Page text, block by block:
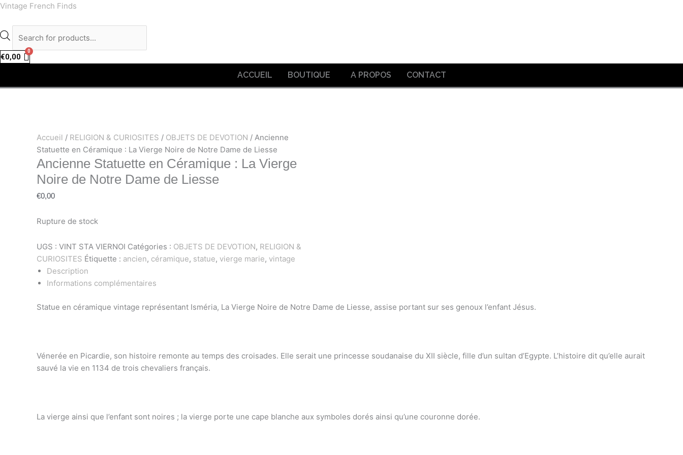
Aller
contenu
Vintage French Finds
Recherche
€0,00
ACCUEIL BOUTIQUE A PROPOS CONTACT
Accueil / RELIGION & CURIOSITES / OBJETS DE DEVOTION / Ancienne
Statuette en Céramique : La Vierge Noire de Notre Dame de Liesse
Ancienne Statuette en Céramique : La Vierge
Noire de Notre Dame de Liesse
€0,00
Rupture de stock
UGS : VINT STA VIERNOI Catégories : OBJETS DE DEVOTION, RELIGION &
CURIOSITES Étiquette : ancien, céramique, statue, vierge marie, vintage
Description
Informations complémentaires
Statue en céramique vintage représentant Isméria, La Vierge Noire de Notre Dame de Liesse, assise portant sur ses genoux l’enfant Jésus.
Vénerée en Picardie, son histoire remonte au temps des croisades. Elle serait une princesse soudanaise du XII siècle, fille d’un sultan d’Egypte. L’histoire dit qu’elle aurait
sauvé la vie en 1134 de trois chevaliers français.
La vierge ainsi que l’enfant sont noires ; la vierge porte une cape blanche aux symboles dorés ainsi qu’une couronne dorée.
facebook
instagram